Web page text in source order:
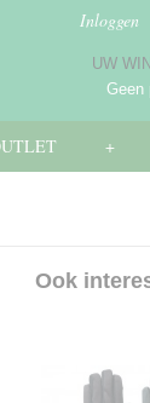
Inloggen
UW
Geen
+
Ook